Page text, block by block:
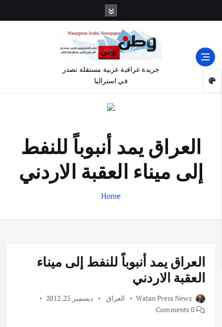
جريدة عراقية عربية مستقلة تصدر
في استراليا
العراق يمد أنبوباً للنفط
إلى ميناء العقبة الاردني
Home
العراق يمد أنبوباً للنفط إلى ميناء
العقبة الاردني
Watan Press News العراق
ديسمبر 25, 2012